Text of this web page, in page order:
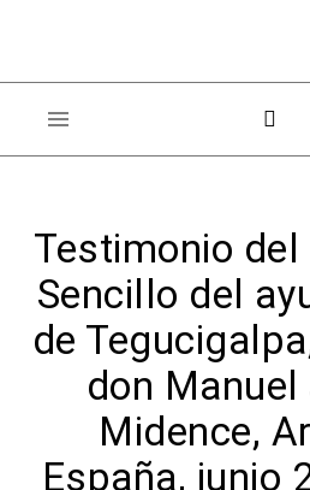
Testimonio
Sencillo del
de
don
Midence,
España, junio